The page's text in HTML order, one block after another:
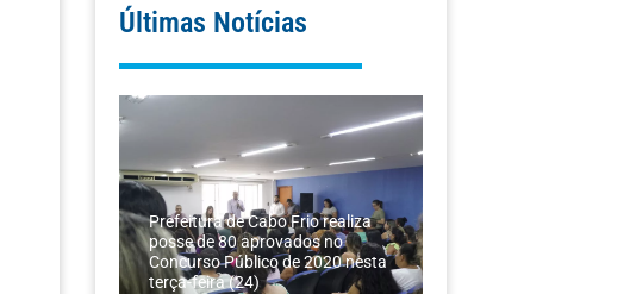
Últimas Notícias
Prefeitura de Cabo Frio realiza
posse de 80 aprovados no
Concurso Público de 2020 nesta
terça-feira (24)